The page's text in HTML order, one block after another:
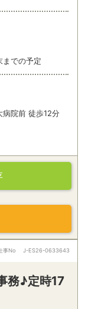
での予定
院前 徒歩12分
事No J-ES26-0633643
務♪定時17